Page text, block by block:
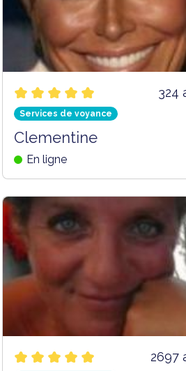
324
Services de voyance
Clementine
En ligne
2697